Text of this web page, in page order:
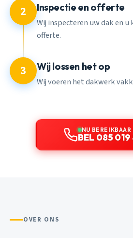
2 Inspectie en offerte
Wij inspecteren uw dak en
offerte.
3 Wij lossen het op
Wij voeren het dakwerk
NU BEREIKBAAR
BEL 085 019
OVER ONS